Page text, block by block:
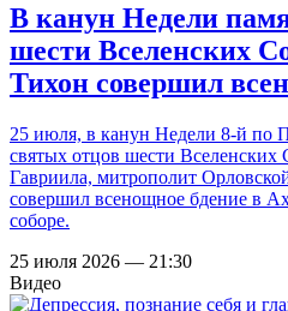
В канун Недели
шести Вселенских
Тихон совершил
25 июля, в канун Недели 8-й по
святых отцов шести
Гавриила, митрополит
совершил всенощное бдение в
соборе.
25 июля 2026 — 21:30
Видео